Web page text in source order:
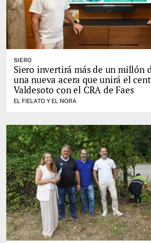
SIERO
Siero invertirá más de un millón
una nueva acera que unirá el
Valdesoto con el CRA de Faes
EL FIELATO Y EL NORA